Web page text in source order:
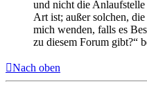
und nicht die
Art ist; außer solchen,
mich wenden, falls es
zu diesem Forum gibt?“
Nach oben